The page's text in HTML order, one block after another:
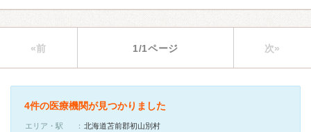
«前 1/1ページ 次»
4件の医療機関が見つかりました
エリア・駅
北海道苫前郡初山別村